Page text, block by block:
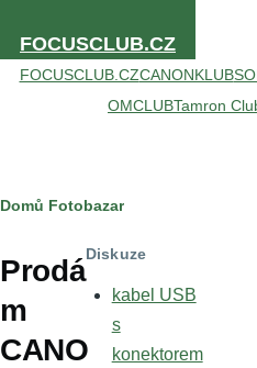
FOCUSCLUB.CZ
FOCUSCLUB.CZCANONKLUB
OMCLUBTamron
Drobečková
navigace
Domů Fotobazar
Prodá
m
CANO
Diskuze
kabel USB
s
konektorem